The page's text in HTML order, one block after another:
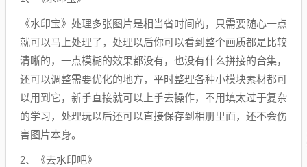
《水印宝》处理多张图片是相当省时间的，只需要随心一点
就可以马上处理了，处理以后你可以看到整个画质都是比较
清晰的，一点模糊的效果都没有，也没有什么拼接的合集，
还可以调整需要优化的地方，平时整理各种小模块素材都可
以用到它，新手直接就可以上手去操作，不用填太过于复杂
的学习，处理玩以后还可以直接保存到相册里面，还不会伤
害图片本身。
2、《去水印吧》